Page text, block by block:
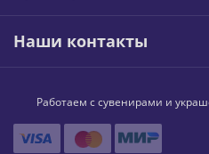
Наши контакты
Работаем с сувенирами и